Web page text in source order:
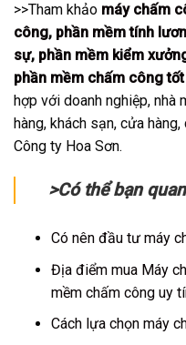
>>Tham khảo máy chấm
công, phần mềm tính
sự, phần mềm kiểm
phần mềm chấm công
hợp với doanh nghiệp, nhà
hàng, khách sạn, cửa
Công ty Hoa Sơn.
>Có thể bạn
Có nên đầu tư máy
Địa điểm mua Máy
mềm chấm công uy
Cách lựa chọn máy